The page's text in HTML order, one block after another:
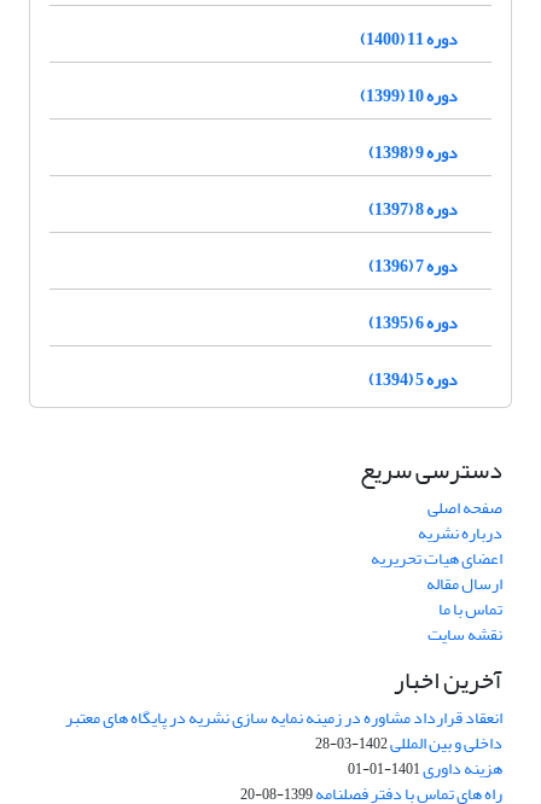
دوره 11 (1400)
دوره 10 (1399)
دوره 9 (1398)
دوره 8 (1397)
دوره 7 (1396)
دوره 6 (1395)
دوره 5 (1394)
دسترسی سریع
صفحه اصلی
درباره نشریه
اعضای هیات تحریریه
ارسال مقاله
تماس با ما
نقشه سایت
آخرین اخبار
انعقاد قرارداد مشاوره در زمینه نمایه سازی نشریه در پایگاه های معتبر
داخلی و بین المللی1402-03-28
هزینه داوری1401-01-01
راه های تماس با دفتر فصلنامه1399-08-20